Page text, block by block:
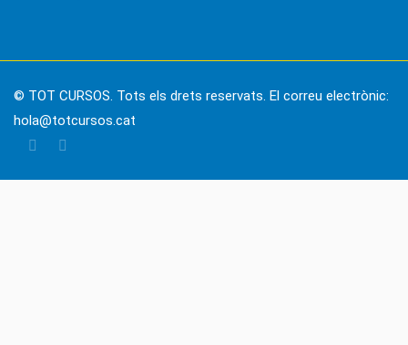
© TOT CURSOS. Tots els drets reservats. El correu electrònic:
hola@totcursos.cat